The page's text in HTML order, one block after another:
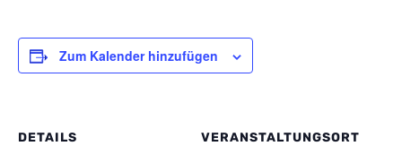
Zum Kalender hinzufügen
DETAILS VERANSTALTUNGSORT